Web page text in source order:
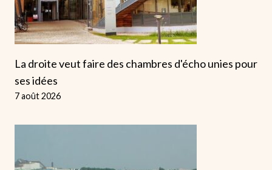
La droite veut faire des chambres d'écho unies pour
ses idées
7 août 2026